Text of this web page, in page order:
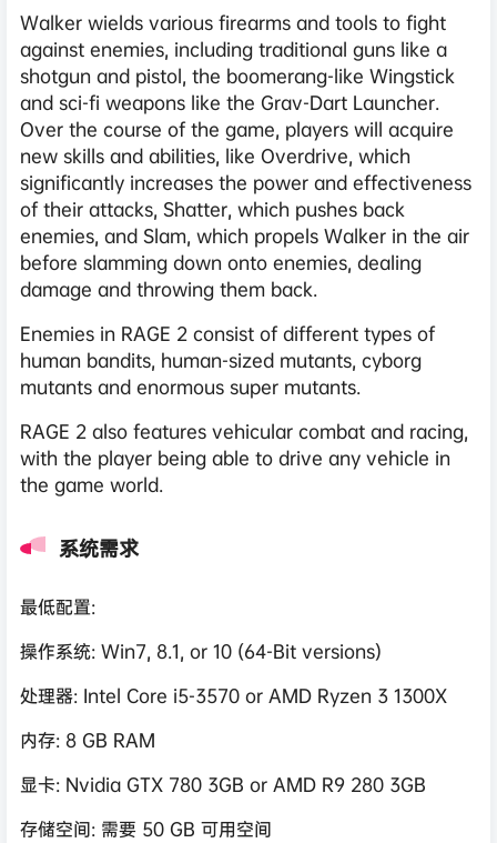
Walker wields various firearms and tools to fight
against enemies, including traditional guns like a
shotgun and pistol, the boomerang-like Wingstick
and sci-fi weapons like the Grav-Dart Launcher.
Over the course of the game, players will acquire
new skills and abilities, like Overdrive, which
significantly increases the power and effectiveness
of their attacks, Shatter, which pushes back
enemies, and Slam, which propels Walker in the air
before slamming down onto enemies, dealing
damage and throwing them back.
Enemies in RAGE 2 consist of different types of
human bandits, human-sized mutants, cyborg
mutants and enormous super mutants.
RAGE 2 also features vehicular combat and racing,
with the player being able to drive any vehicle in
the game world.
系统需求
最低配置:
操作系统: Win7, 8.1, or 10 (64-Bit versions)
处理器: Intel Core i5-3570 or AMD Ryzen 3 1300X
内存: 8 GB RAM
显卡: Nvidia GTX 780 3GB or AMD R9 280 3GB
存储空间: 需要 50 GB 可用空间